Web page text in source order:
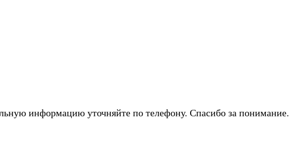
информацию уточняйте по телефону. Спасибо за понимание.